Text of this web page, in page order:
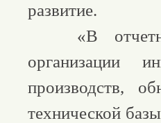
развитие.
«В отчетном
организации
производств,
технической